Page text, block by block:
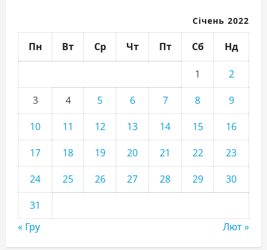
Січень 2022
Пн Вт Ср Чт Пт Сб Нд
1
2
3
4 5 6 7 8
9
10
11 12 13 14 15
16
17
18 19 20 21 22
23
24
25 26 27 28 29
30
31
« Гру
Лют »